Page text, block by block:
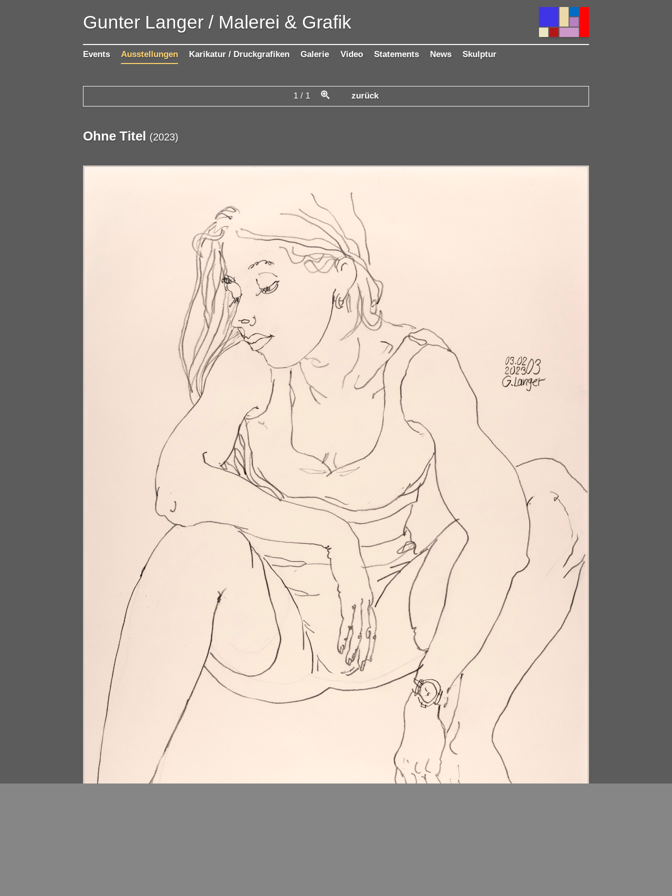
Gunter Langer / Malerei & Grafik
Events Ausstellungen Karikatur / Druckgrafiken Galerie Video Statements News Skulptur
1/ 1 zurück
Ohne Titel (2023)